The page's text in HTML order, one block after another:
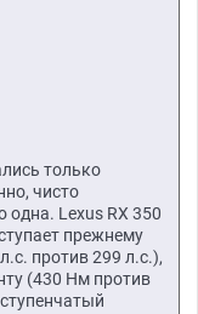
только
чисто
одна. Lexus RX 350
прежнему
против 299 л.с.),
(430 Нм против